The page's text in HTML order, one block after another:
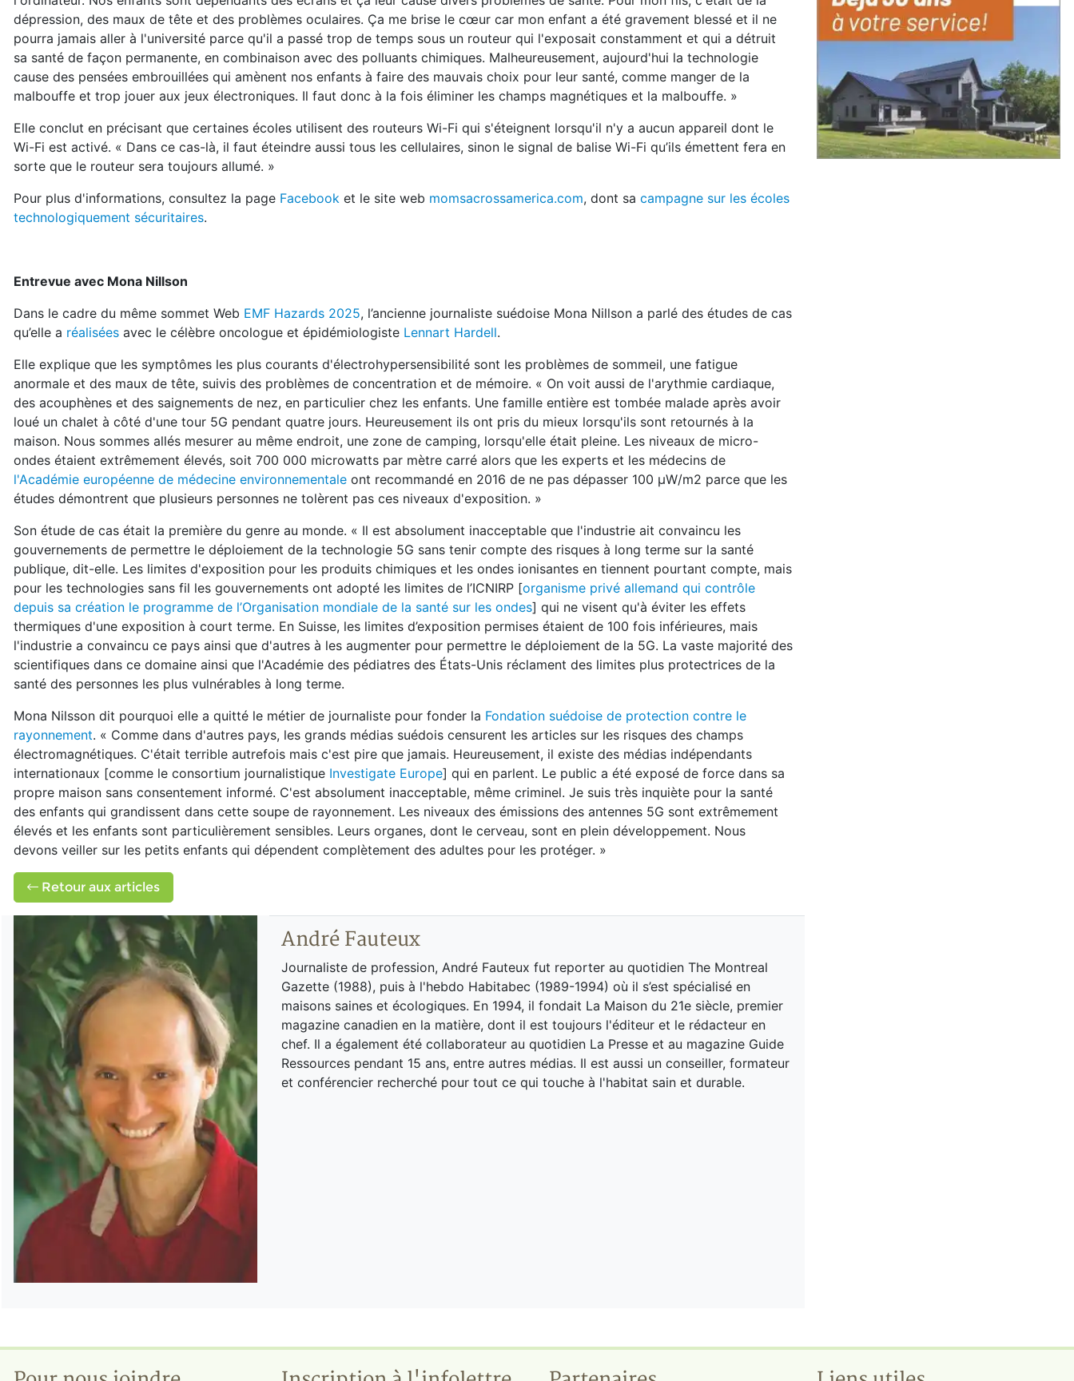
dépression, des maux de tête et des problèmes oculaires. Ça me brise le cœur car mon enfant a été gravement blessé et il ne
pourra jamais aller à l'université parce qu'il a passé trop de temps sous un routeur qui l'exposait constamment et qui a détruit
sa santé de façon permanente, en combinaison avec des polluants chimiques. Malheureusement, aujourd'hui la technologie
cause des pensées embrouillées qui amènent nos enfants à faire des mauvais choix pour leur santé, comme manger de la
malbouffe et trop jouer aux jeux électroniques. Il faut donc à la fois éliminer les champs magnétiques et la malbouffe. »
Elle conclut en précisant que certaines écoles utilisent des routeurs Wi-Fi qui s'éteignent lorsqu'il n'y a aucun appareil dont le
Wi-Fi est activé. « Dans ce cas-là, il faut éteindre aussi tous les cellulaires, sinon le signal de balise Wi-Fi qu’ils émettent fera en
sorte que le routeur sera toujours allumé. »
Pour plus d'informations, consultez la page Facebook et le site web momsacrossamerica.com, dont sa campagne sur les écoles
technologiquement sécuritaires.
Entrevue avec Mona Nillson
Dans le cadre du même sommet Web EMF Hazards 2025, l’ancienne journaliste suédoise Mona Nillson a parlé des études de cas
qu’elle a réalisées avec le célèbre oncologue et épidémiologiste Lennart Hardell.
Elle explique que les symptômes les plus courants d'électrohypersensibilité sont les problèmes de sommeil, une fatigue
anormale et des maux de tête, suivis des problèmes de concentration et de mémoire. « On voit aussi de l'arythmie cardiaque,
des acouphènes et des saignements de nez, en particulier chez les enfants. Une famille entière est tombée malade après avoir
loué un chalet à côté d'une tour 5G pendant quatre jours. Heureusement ils ont pris du mieux lorsqu'ils sont retournés à la
maison. Nous sommes allés mesurer au même endroit, une zone de camping, lorsqu'elle était pleine. Les niveaux de micro-
ondes étaient extrêmement élevés, soit 700 000 microwatts par mètre carré alors que les experts et les médecins de
l'Académie européenne de médecine environnementale ont recommandé en 2016 de ne pas dépasser 100 μW/m2 parce que les
études démontrent que plusieurs personnes ne tolèrent pas ces niveaux d'exposition. »
Son étude de cas était la première du genre au monde. « Il est absolument inacceptable que l'industrie ait convaincu les
gouvernements de permettre le déploiement de la technologie 5G sans tenir compte des risques à long terme sur la santé
publique, dit-elle. Les limites d'exposition pour les produits chimiques et les ondes ionisantes en tiennent pourtant compte, mais
pour les technologies sans fil les gouvernements ont adopté les limites de l’ICNIRP [organisme privé allemand qui contrôle
depuis sa création le programme de l’Organisation mondiale de la santé sur les ondes] qui ne visent qu'à éviter les effets
thermiques d'une exposition à court terme. En Suisse, les limites d’exposition permises étaient de 100 fois inférieures, mais
l'industrie a convaincu ce pays ainsi que d'autres à les augmenter pour permettre le déploiement de la 5G. La vaste majorité des
scientifiques dans ce domaine ainsi que l'Académie des pédiatres des États-Unis réclament des limites plus protectrices de la
santé des personnes les plus vulnérables à long terme.
Mona Nilsson dit pourquoi elle a quitté le métier de journaliste pour fonder la Fondation suédoise de protection contre le
rayonnement. « Comme dans d'autres pays, les grands médias suédois censurent les articles sur les risques des champs
électromagnétiques. C'était terrible autrefois mais c'est pire que jamais. Heureusement, il existe des médias indépendants
internationaux [comme le consortium journalistique Investigate Europe] qui en parlent. Le public a été exposé de force dans sa
propre maison sans consentement informé. C'est absolument inacceptable, même criminel. Je suis très inquiète pour la santé
des enfants qui grandissent dans cette soupe de rayonnement. Les niveaux des émissions des antennes 5G sont extrêmement
élevés et les enfants sont particulièrement sensibles. Leurs organes, dont le cerveau, sont en plein développement. Nous
devons veiller sur les petits enfants qui dépendent complètement des adultes pour les protéger. »
Retour aux articles
André Fauteux
Journaliste de profession, André Fauteux fut reporter au quotidien The Montreal
Gazette (1988), puis à l'hebdo Habitabec (1989-1994) où il s’est spécialisé en
maisons saines et écologiques. En 1994, il fondait La Maison du 21e siècle, premier
magazine canadien en la matière, dont il est toujours l'éditeur et le rédacteur en
chef. Il a également été collaborateur au quotidien La Presse et au magazine Guide
Ressources pendant 15 ans, entre autres médias. Il est aussi un conseiller, formateur
et conférencier recherché pour tout ce qui touche à l'habitat sain et durable.